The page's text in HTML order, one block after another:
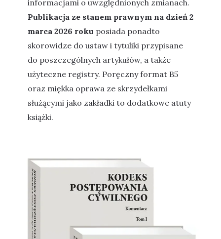
informacjami o uwzględnionych zmianach.
Publikacja ze stanem prawnym na dzień 2
marca 2026 roku posiada ponadto
skorowidze do ustaw i tytuliki przypisane
do poszczególnych artykułów, a także
użyteczne registry. Poręczny format B5
oraz miękka oprawa ze skrzydełkami
służącymi jako zakładki to dodatkowe atuty
książki.